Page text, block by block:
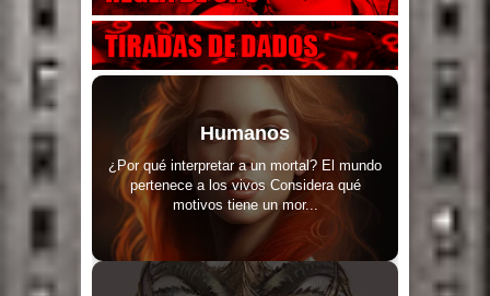
Humanos
¿Por qué interpretar a un mortal? El mundo
pertenece a los vivos Considera qué
motivos tiene un mor...